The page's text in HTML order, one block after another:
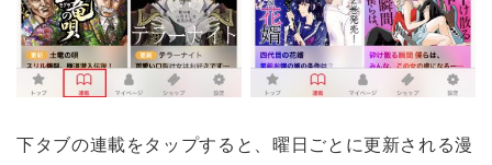
下タブの連載をタップすると、曜日ごとに更新される漫